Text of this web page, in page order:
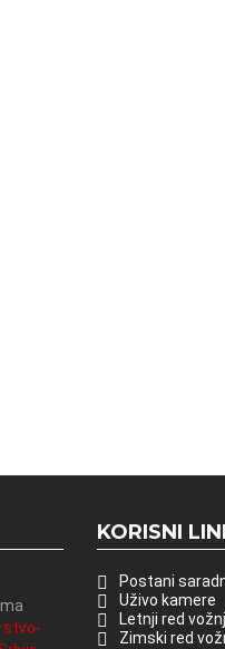
KORISNI
Postani
Uživo kamere
Letnji red
Zimski red